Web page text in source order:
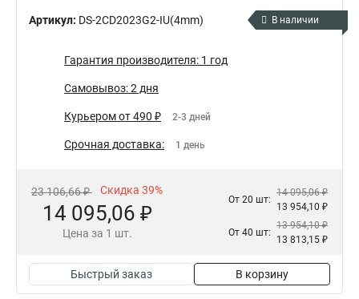
Артикул: DS-2CD2023G2-IU(4mm) В наличии
Гарантия производителя: 1 год
Самовывоз: 2 дня
Курьером от 490 ₽ 2-3 дней
Срочная доставка: 1 день
23 106,66 ₽ Скидка 39%
14 095,06 ₽
Цена за 1 шт.
От 20 шт:
14 095,06 ₽
13 954,10 ₽
От 40 шт:
13 954,10 ₽
13 813,15 ₽
Быстрый заказ В корзину